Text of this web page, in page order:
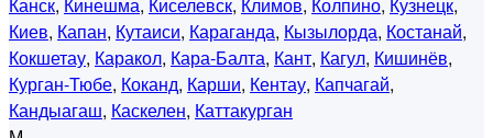
Киев, Капан, Кутаиси, Караганда, Кызылорда, Костанай,
Кокшетау, Каракол, Кара-Балта, Кант, Кагул, Кишинёв,
Курган-Тюбе, Коканд, Карши, Кентау, Капчагай,
Кандыагаш, Каскелен, Каттакурган